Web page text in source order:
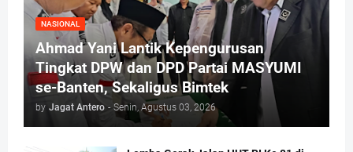
NASIONAL
Ahmad Yani Lantik Kepengurusan
Tingkat DPW dan DPD Partai MASYUMI
se-Banten, Sekaligus Bimtek
by Jagat Antero - Senin, Agustus 03, 2026